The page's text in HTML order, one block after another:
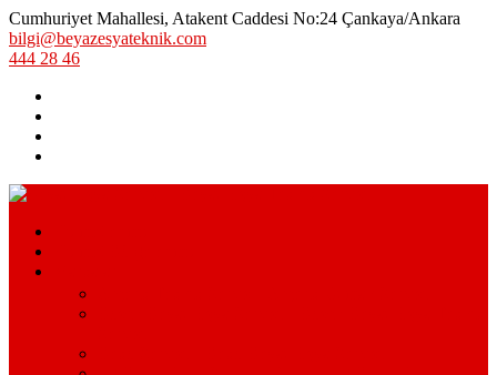
Cumhuriyet Mahallesi, Atakent Caddesi No:24 Çankaya/Ankara
bilgi@beyazesyateknik.com
444 28 46